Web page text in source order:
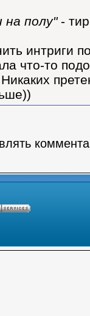
на полу"-
интриги
что-то